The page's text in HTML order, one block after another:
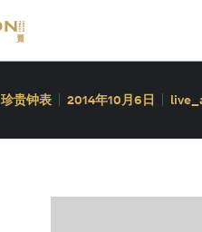
珍贵钟表 2014年10月6日